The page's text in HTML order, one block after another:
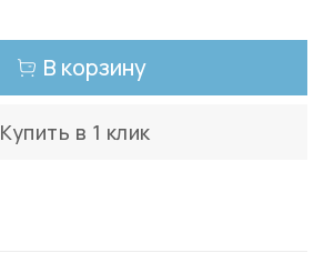
В корзину
Купить в 1 клик